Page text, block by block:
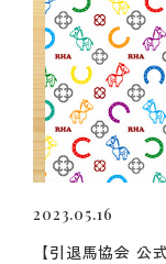
2023.05.16
【引退馬協会 公